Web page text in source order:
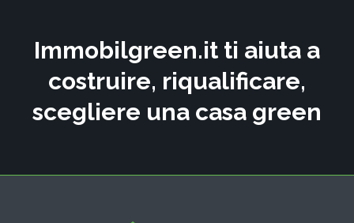
Immobilgreen.it ti aiuta a
costruire, riqualificare,
scegliere una casa green